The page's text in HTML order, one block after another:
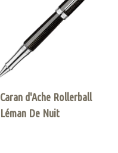
Caran d'Ache Rollerball
Léman De Nuit